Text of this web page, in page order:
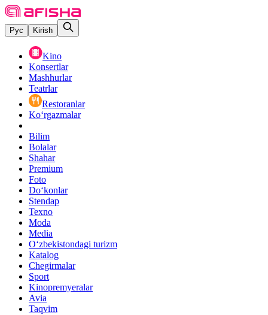
Рус Kirish
Kino
Konsertlar
Mashhurlar
Teatrlar
Restoranlar
Ko‘rgazmalar
Bilim
Bolalar
Shahar
Premium
Foto
Do‘konlar
Stendap
Texno
Moda
Media
O‘zbekistondagi turizm
Katalog
Chegirmalar
Sport
Kinopremyeralar
Avia
Taqvim